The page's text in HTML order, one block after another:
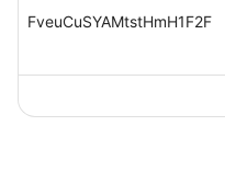
FveuCuSYAMtstHmH1F2F